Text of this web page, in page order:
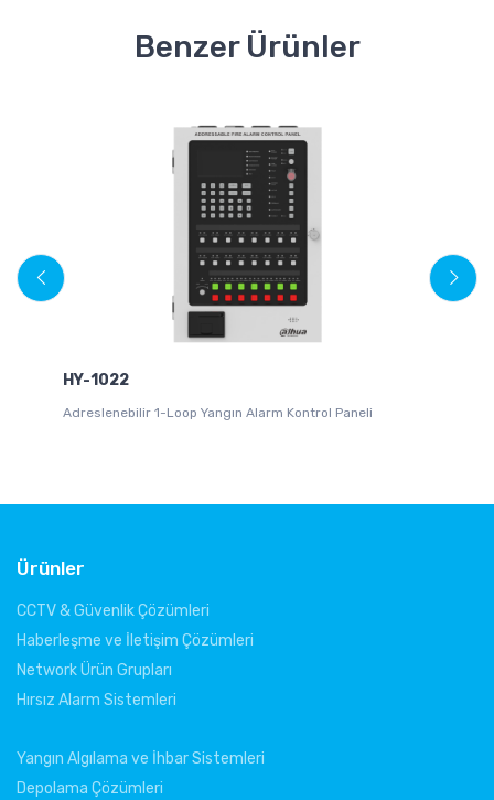
Benzer Ürünler
HY-1022
Adreslenebilir 1-Loop Yangın Alarm Kontrol Paneli
Ürünler
CCTV & Güvenlik Çözümleri
Haberleşme ve İletişim Çözümleri
Network Ürün Grupları
Hırsız Alarm Sistemleri
Yangın Algılama ve İhbar Sistemleri
Depolama Çözümleri